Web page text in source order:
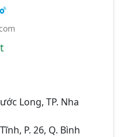
Long, TP. Nha
P. 26, Q. Bình